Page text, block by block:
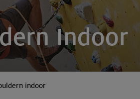
Indoor
indoor